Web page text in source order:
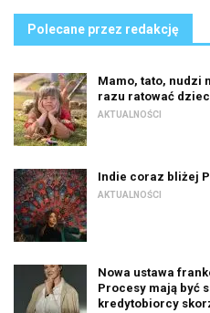
Polecane przez redakcję
Mamo, tato, nudzi
razu ratować
AKTUALNOŚCI
Indie coraz bliżej
AKTUALNOŚCI
Nowa ustawa
Procesy mają być
kredytobiorcy